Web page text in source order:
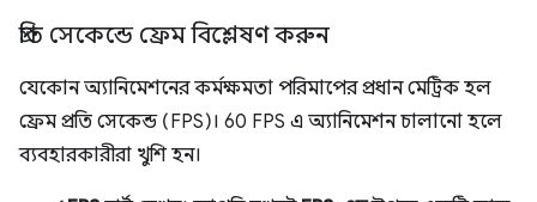
প্রতি সেকেন্ডে ফ্রেম বিশ্লেষণ করুন
যেকোন অ্যানিমেশনের কর্মক্ষমতা পরিমাপের প্রধান মেট্রিক হল
ফ্রেম প্রতি সেকেন্ড (FPS)। 60 FPS এ অ্যানিমেশন চালানো হলে
ব্যবহারকারীরা খুশি হন।